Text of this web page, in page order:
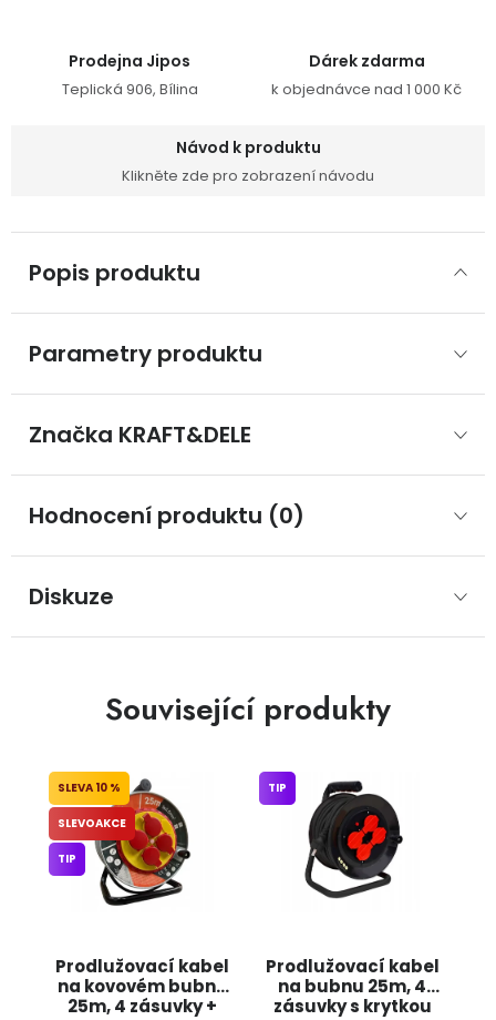
Prodejna Jipos
Teplická 906, Bílina
Dárek zdarma
k objednávce nad 1 000 Kč
Návod k produktu
Klikněte zde pro zobrazení návodu
Popis produktu
Parametry produktu
Značka KRAFT&DELE
Hodnocení produktu (0)
Diskuze
Související produkty
Prodlužovací kabel
na kovovém bubnu
25m, 4 zásuvky +
10 %
SLEVOAKCE
TIP
Prodlužovací kabel
na bubnu 25m, 4
zásuvky s krytkou
TIP